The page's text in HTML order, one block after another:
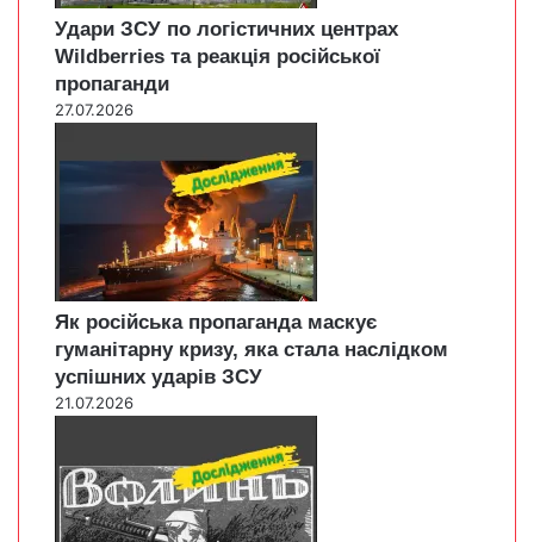
Удари ЗСУ по логістичних центрах
Wildberries та реакція російської
пропаганди
27.07.2026
Як російська пропаганда маскує
гуманітарну кризу, яка стала наслідком
успішних ударів ЗСУ
21.07.2026